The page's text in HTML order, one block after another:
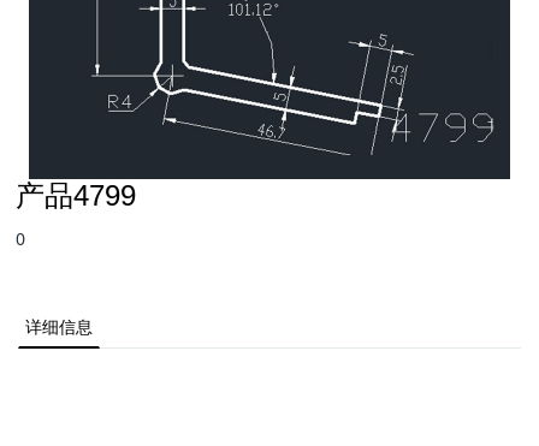
产品4799
0
详细信息